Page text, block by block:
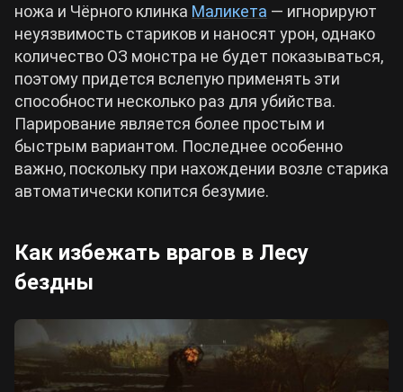
ножа и Чёрного клинка Маликета — игнорируют
неуязвимость стариков и наносят урон, однако
количество ОЗ монстра не будет показываться,
поэтому придется вслепую применять эти
способности несколько раз для убийства.
Парирование является более простым и
быстрым вариантом. Последнее особенно
важно, поскольку при нахождении возле старика
автоматически копится безумие.
Как избежать врагов в Лесу
бездны